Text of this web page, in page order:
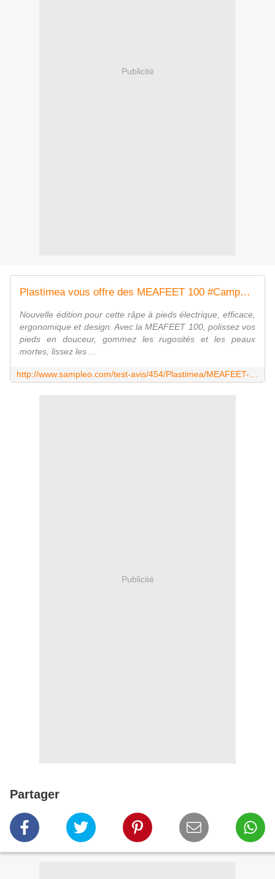
Publicité
Plastimea vous offre des MEAFEET 100 #CampagneSampleo
Nouvelle édition pour cette râpe à pieds électrique, efficace,
ergonomique et design. Avec la MEAFEET 100, polissez vos
pieds en douceur, gommez les rugosités et les peaux
mortes, lissez les ...
Publicité
Partager